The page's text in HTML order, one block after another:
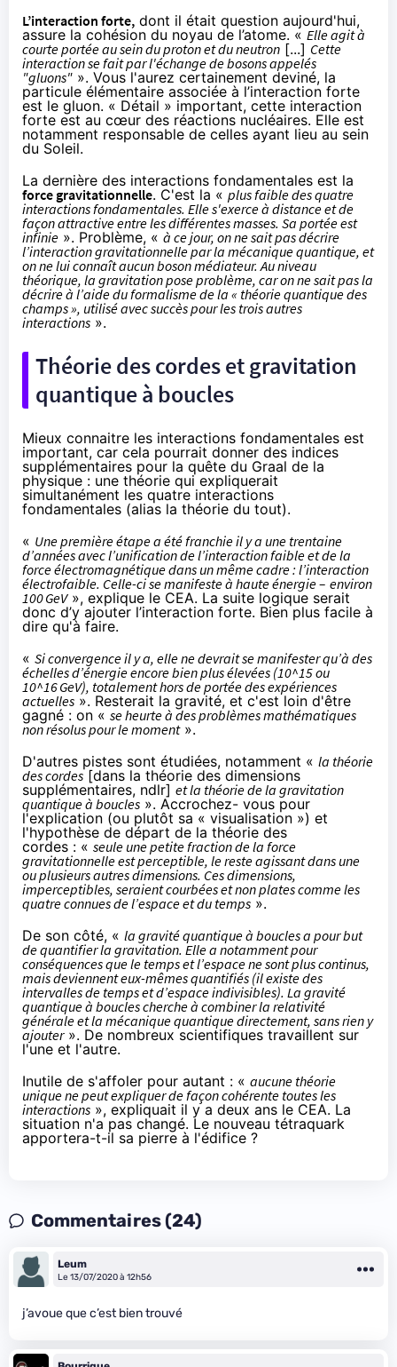
L’interaction forte, dont il était question aujourd'hui,
assure la cohésion du noyau de l’atome. « Elle agit à
courte portée au sein du proton et du neutron [...] Cette
interaction se fait par l'échange de bosons appelés
"gluons" ». Vous l'aurez certainement deviné, la
particule élémentaire associée à l’interaction forte
est le gluon. « Détail » important, cette interaction
forte est au cœur des réactions nucléaires. Elle est
notamment responsable de celles ayant lieu au sein
du Soleil.
La dernière des interactions fondamentales est la
force gravitationnelle. C'est la « plus faible des quatre
interactions fondamentales. Elle s'exerce à distance et de
façon attractive entre les différentes masses. Sa portée est
infinie ». Problème, « à ce jour, on ne sait pas décrire
l’interaction gravitationnelle par la mécanique quantique, et
on ne lui connaît aucun boson médiateur. Au niveau
théorique, la gravitation pose problème, car on ne sait pas la
décrire à l’aide du formalisme de la « théorie quantique des
champs », utilisé avec succès pour les trois autres
interactions ».
Théorie des cordes et gravitation
quantique à boucles
Mieux connaitre les interactions fondamentales est
important, car cela pourrait donner des indices
supplémentaires pour la quête du Graal de la
physique : une théorie qui expliquerait
simultanément les quatre interactions
fondamentales (alias la théorie du tout).
« Une première étape a été franchie il y a une trentaine
d’années avec l’unification de l’interaction faible et de la
force électromagnétique dans un même cadre : l’interaction
électrofaible. Celle-ci se manifeste à haute énergie – environ
100 GeV», explique le CEA. La suite logique serait
donc d’y ajouter l’interaction forte. Bien plus facile à
dire qu'à faire.
« Si convergence il y a, elle ne devrait se manifester qu’à des
échelles d’énergie encore bien plus élevées (10^15 ou
10^16 GeV), totalement hors de portée des expériences
actuelles ». Resterait la gravité, et c'est loin d'être
gagné : on « se heurte à des problèmes mathématiques
non résolus pour le moment».
D'autres pistes sont étudiées, notamment « la théorie
des cordes[dans la théorie des dimensions
supplémentaires, ndlr] et la théorie de la gravitation
quantique à boucles ». Accrochez- vous pour
l'explication (ou plutôt sa « visualisation ») et
l'hypothèse de départ de la théorie des
cordes : « seule une petite fraction de la force
gravitationnelle est perceptible, le reste agissant dans une
ou plusieurs autres dimensions. Ces dimensions,
imperceptibles, seraient courbées et non plates comme les
quatre connues de l’espace et du temps ».
De son côté, « la gravité quantique à boucles a pour but
de quantifier la gravitation. Elle a notamment pour
conséquences que le temps et l’espace ne sont plus continus,
mais deviennent eux-mêmes quantifiés (il existe des
intervalles de temps et d’espace indivisibles). La gravité
quantique à boucles cherche à combiner la relativité
générale et la mécanique quantique directement, sans rien y
ajouter». De nombreux scientifiques travaillent sur
l'une et l'autre.
Inutile de s'affoler pour autant : « aucune théorie
unique ne peut expliquer de façon cohérente toutes les
interactions », expliquait il y a deux ans le CEA. La
situation n'a pas changé. Le nouveau tétraquark
apportera-t-il sa pierre à l'édifice ?
Commentaires (24)
Leum
Le 13/07/2020 à 12h56
j’avoue que c’est bien trouvé